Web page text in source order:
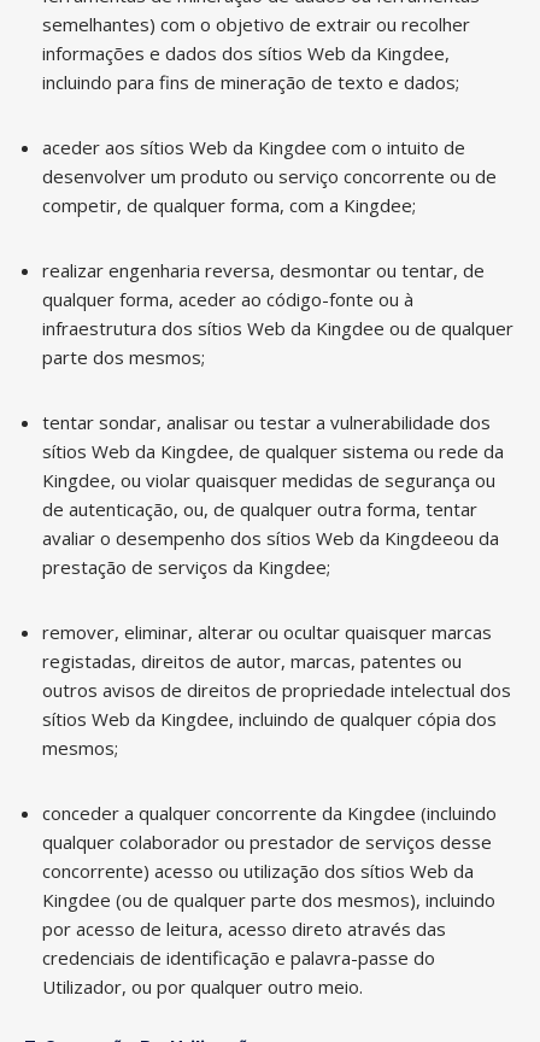
semelhantes) com o objetivo de extrair ou recolher
informações e dados dos sítios Web da Kingdee,
incluindo para fins de mineração de texto e dados;
aceder aos sítios Web da Kingdee com o intuito de
desenvolver um produto ou serviço concorrente ou de
competir, de qualquer forma, com a Kingdee;
realizar engenharia reversa, desmontar ou tentar, de
qualquer forma, aceder ao código-fonte ou à
infraestrutura dos sítios Web da Kingdee ou de qualquer
parte dos mesmos;
tentar sondar, analisar ou testar a vulnerabilidade dos
sítios Web da Kingdee, de qualquer sistema ou rede da
Kingdee, ou violar quaisquer medidas de segurança ou
de autenticação, ou, de qualquer outra forma, tentar
avaliar o desempenho dos sítios Web da Kingdeeou da
prestação de serviços da Kingdee;
remover, eliminar, alterar ou ocultar quaisquer marcas
registadas, direitos de autor, marcas, patentes ou
outros avisos de direitos de propriedade intelectual dos
sítios Web da Kingdee, incluindo de qualquer cópia dos
mesmos;
conceder a qualquer concorrente da Kingdee (incluindo
qualquer colaborador ou prestador de serviços desse
concorrente) acesso ou utilização dos sítios Web da
Kingdee (ou de qualquer parte dos mesmos), incluindo
por acesso de leitura, acesso direto através das
credenciais de identificação e palavra-passe do
Utilizador, ou por qualquer outro meio.